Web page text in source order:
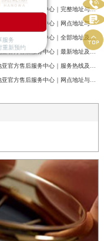
· 成都卡地亚官方售后服务中心｜完整地址与联系电话权威信息公告（2026年7月最新）
· 成都卡地亚官方售后服务中心｜网点地址与售后服务电话权威信息公告（2026年7月最新）
· 成都卡地亚官方售后服务中心｜全部地址及24小时客服热线权威信息公告（2026年7月最新）
· 成都卡地亚官方售后服务中心｜最新地址及官方客服热线权威信息通告（2026年7月最新）



服务
重新预约